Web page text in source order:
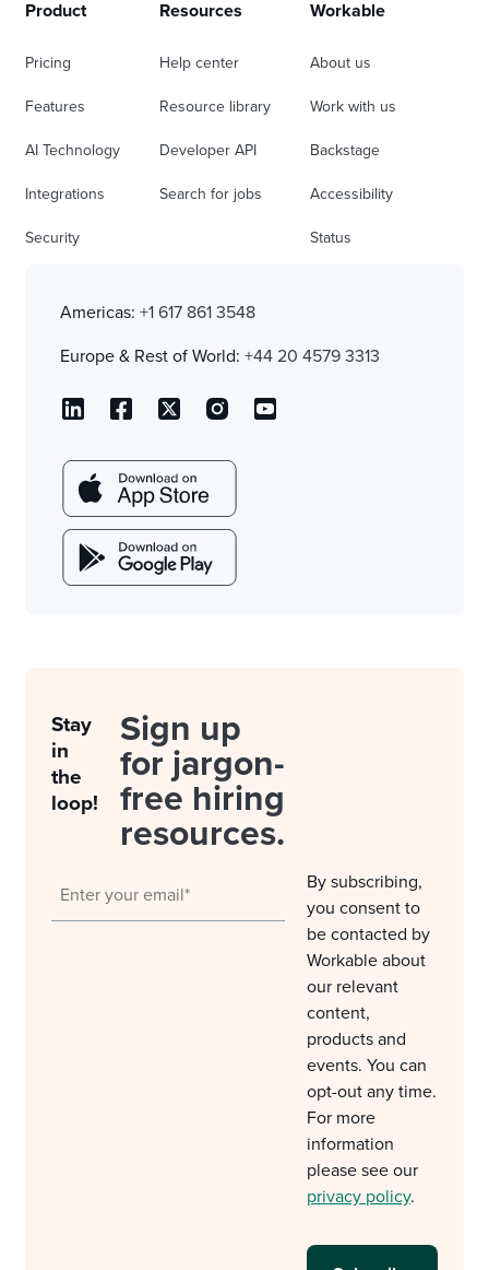
Product
Pricing
Features
AI Technology
Integrations
Security
Resources
Help center
Resource library
Developer API
Search for jobs
Workable
About us
Work with us
Backstage
Accessibility
Status
Americas: +1 617 861 3548
Europe & Rest of World: +44 20 4579 3313
Stay
in
the
loop!
Sign up
for jargon-
free hiring
resources.
By subscribing,
you consent to
be contacted by
Workable about
our relevant
content,
products and
events. You can
opt-out any time.
For more
information
please see our
privacy policy.